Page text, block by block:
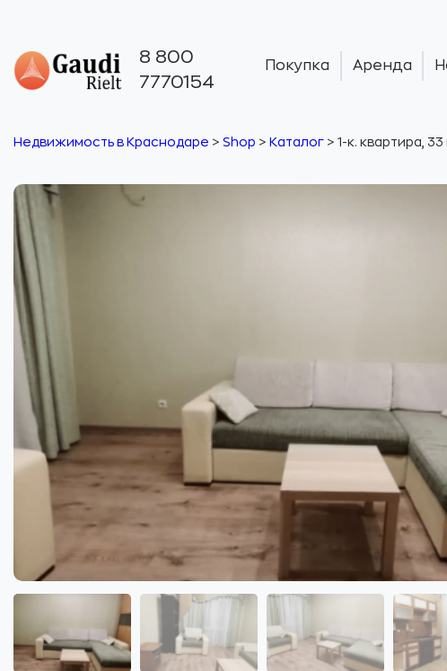
8 800
7770154
Покупка Аренда
Недвижимость в Краснодаре > Shop > Каталог > 1-к. квартира,